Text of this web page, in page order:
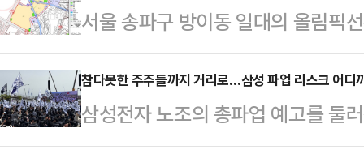
어지면서 업계에서는 그룹 차원의
두고 있다.현대엔지니어링은 지난
야 실익 판단이 가능하다.6일 금융
금 출시 준비 점검회의’를 열고 상
좌 가입자는 오는 6월 한 달간만 청
는 특별중도해지 방식으로 진행되
소득 비과세 혜택은 유지된다…
서울 송파구 방이동 일대의 올림픽
도를 낼 전망이다.6일 정비업계에
픽선수기자촌아파트 재건축정비사
략환경영향평가서(초안)’에 대해
했다. 이번 공람은 내달 1일까지 진
참다못한 주주들까지 거리로…삼성 파업 리스크 어디
삼성전자 노조의 총파업 예고를 둘
실제 비용과 기업가치 문제로 확산